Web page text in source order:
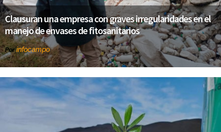
Clausuran una empresa con graves irregularidades en el
manejo de envases de fitosanitarios
Porinfocampo